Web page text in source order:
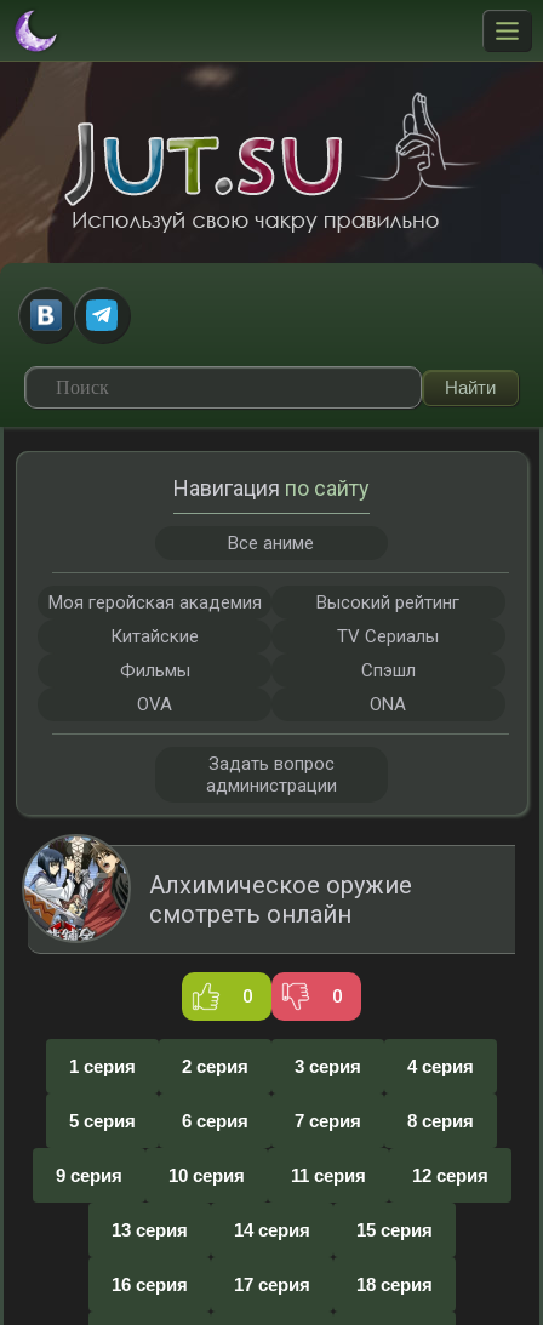
Алхимическое оружие
смотреть онлайн
0 0
1 серия 2 серия 3 серия 4 серия
5 серия 6 серия 7 серия 8 серия
9 серия 10 серия 11 серия 12 серия
13 серия 14 серия 15 серия
16 серия 17 серия 18 серия
Навигация по сайту
Все аниме
Моя геройская академия
Высокий рейтинг
Китайские
TV Сериалы
Фильмы
Спэшл
OVA
ONA
Задать вопрос
администрации